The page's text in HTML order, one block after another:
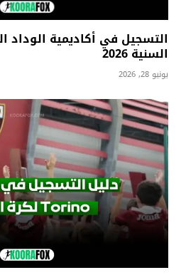
التسجيل في أكاديمية الوداد
السنية 2026
يونيو 28, 2026